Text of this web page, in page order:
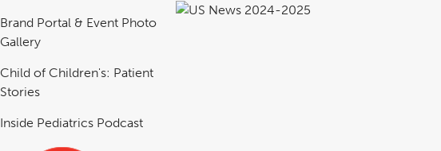
Brand Portal & Event Photo
Gallery
Child of Children's: Patient
Stories
Inside Pediatrics Podcast